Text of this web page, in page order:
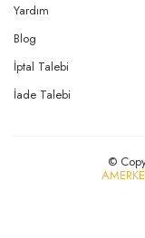
Yardım
Blog
İptal Talebi
İade Talebi
©